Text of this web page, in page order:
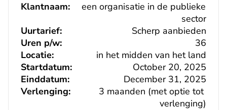
Klantnaam:
een organisatie in de publieke
sector
Uurtarief:
Scherp aanbieden
36
Uren p/w:
Locatie:
in het midden van het land
Verlenging:
3 maanden (met optie tot
verlenging)
Einddatum: December 31, 2025
Startdatum: October 20, 2025